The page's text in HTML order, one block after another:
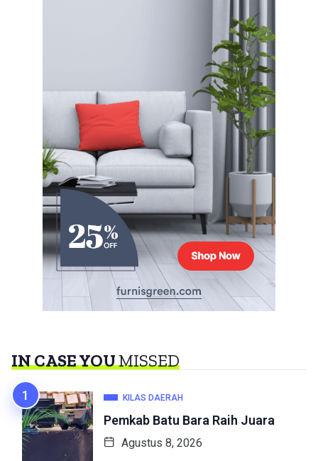
IN CASE YOUMISSED
KILAS DAERAH
Pemkab Batu Bara Raih Juara
Agustus 8, 2026